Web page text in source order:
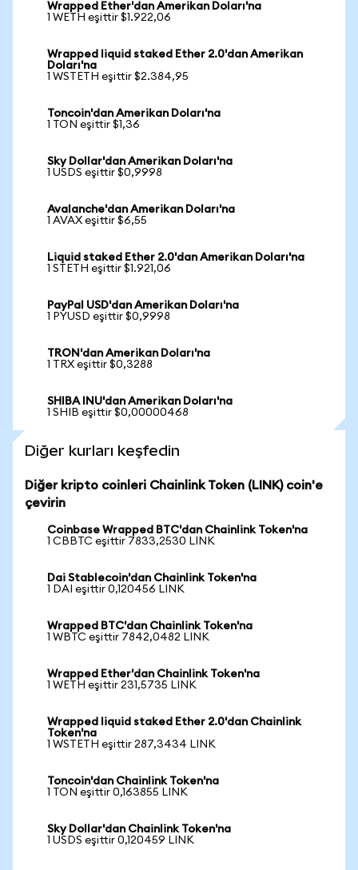
Wrapped Ether'dan Amerikan Doları'na
1 WETH eşittir $1.922,06
Wrapped liquid staked Ether 2.0'dan Amerikan
Doları'na
1 WSTETH eşittir $2.384,95
Toncoin'dan Amerikan Doları'na
1 TON eşittir $1,36
Sky Dollar'dan Amerikan Doları'na
1 USDS eşittir $0,9998
Avalanche'dan Amerikan Doları'na
1 AVAX eşittir $6,55
Liquid staked Ether 2.0'dan Amerikan Doları'na
1 STETH eşittir $1.921,06
PayPal USD'dan Amerikan Doları'na
1 PYUSD eşittir $0,9998
TRON'dan Amerikan Doları'na
1 TRX eşittir $0,3288
SHIBA INU'dan Amerikan Doları'na
1 SHIB eşittir $0,00000468
Diğer kurları keşfedin
Diğer kripto coinleri Chainlink Token (LINK) coin'e
çevirin
Coinbase Wrapped BTC'dan Chainlink Token'na
1 CBBTC eşittir 7833,2530 LINK
Dai Stablecoin'dan Chainlink Token'na
1 DAI eşittir 0,120456 LINK
Wrapped BTC'dan Chainlink Token'na
1 WBTC eşittir 7842,0482 LINK
Wrapped Ether'dan Chainlink Token'na
1 WETH eşittir 231,5735 LINK
Wrapped liquid staked Ether 2.0'dan Chainlink
Token'na
1 WSTETH eşittir 287,3434 LINK
Toncoin'dan Chainlink Token'na
1 TON eşittir 0,163855 LINK
Sky Dollar'dan Chainlink Token'na
1 USDS eşittir 0,120459 LINK